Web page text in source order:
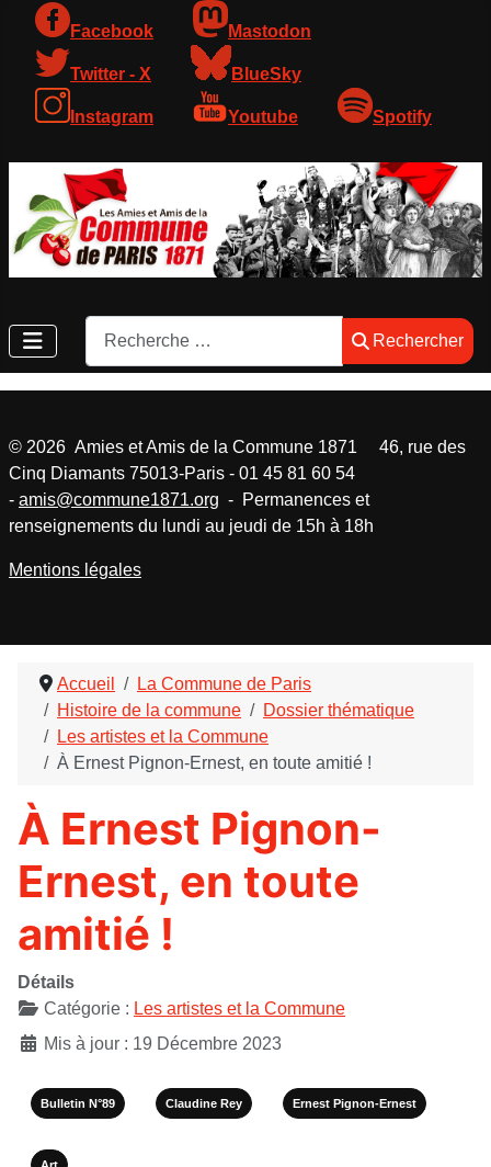
Facebook Mastodon
Twitter - X BlueSky
Instagram Youtube Spotify
Rechercher
Rechercher
Accueil
La Commune de Paris
Histoire de la commune
Dossier thématique
Les artistes et la Commune
À Ernest Pignon-Ernest, en toute amitié !
À Ernest Pignon-
Ernest, en toute
amitié !
Détails
Catégorie : Les artistes et la Commune
Mis à jour : 19 Décembre 2023
Bulletin N°89 Claudine Rey Ernest Pignon-Ernest
© 2026 Amies et Amis de la Commune 1871 46, rue des
Cinq Diamants 75013-Paris - 01 45 81 60 54
- amis@commune1871.org - Permanences et
renseignements du lundi au jeudi de 15h à 18h
Mentions légales